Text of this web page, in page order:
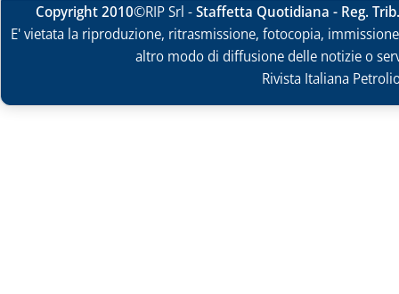
Copyright 2010©RIP Srl -Staffetta Quotidiana - Reg.
E' vietata la riproduzione, ritrasmissione, fotocopia,
altro modo di diffusione delle notizie o
Rivista Italiana